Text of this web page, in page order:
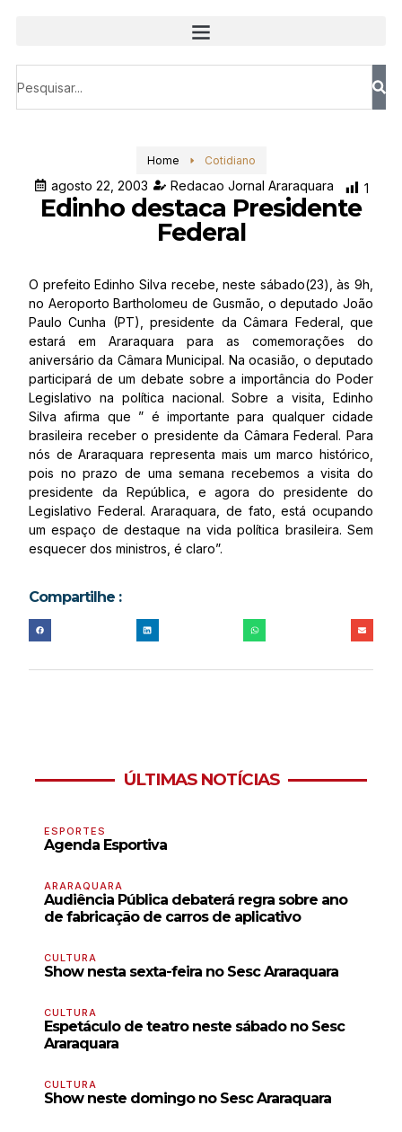
Home Cotidiano
agosto 22, 2003 Redacao Jornal Araraquara 1
Edinho destaca Presidente
Federal
O prefeito Edinho Silva recebe, neste sábado(23), às 9h,
no Aeroporto Bartholomeu de Gusmão, o deputado João
Paulo Cunha (PT), presidente da Câmara Federal, que
estará em Araraquara para as comemorações do
aniversário da Câmara Municipal. Na ocasião, o deputado
participará de um debate sobre a importância do Poder
Legislativo na política nacional. Sobre a visita, Edinho
Silva afirma que ” é importante para qualquer cidade
brasileira receber o presidente da Câmara Federal. Para
nós de Araraquara representa mais um marco histórico,
pois no prazo de uma semana recebemos a visita do
presidente da República, e agora do presidente do
Legislativo Federal. Araraquara, de fato, está ocupando
um espaço de destaque na vida política brasileira. Sem
esquecer dos ministros, é claro”.
Compartilhe :
ÚLTIMAS NOTÍCIAS
ESPORTES
Agenda Esportiva
ARARAQUARA
Audiência Pública debaterá regra sobre ano
de fabricação de carros de aplicativo
CULTURA
Show nesta sexta-feira no Sesc Araraquara
CULTURA
Espetáculo de teatro neste sábado no Sesc
Araraquara
CULTURA
Show neste domingo no Sesc Araraquara